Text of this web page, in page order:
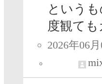
という
度観ても
2026年06